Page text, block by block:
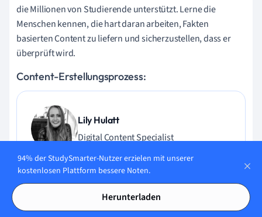
die Millionen von Studierende unterstützt. Lerne die
Menschen kennen, die hart daran arbeiten, Fakten
basierten Content zu liefern und sicherzustellen, dass er
überprüft wird.
Content-Erstellungsprozess:
Lily Hulatt
Digital Content Specialist
Lily Hulatt ist Digital Content Specialist mit über drei
Design. Sie hat 2022 ihren Doktortitel in Englischer Literatur
an der Durham University erhalten, dort auch im
94% der StudySmarter-Nutzer erzielen mit unserer
kostenlosen Plattform bessere Noten.
Herunterladen